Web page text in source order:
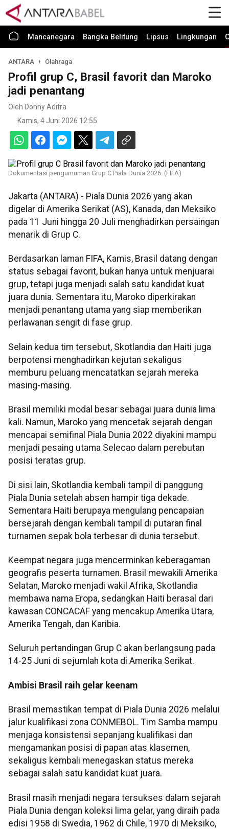
Mancanegara Bangka Belitung Lipsus Lingkungan
ANTARA Olahraga
Profil grup C, Brasil favorit dan Maroko
jadi penantang
Oleh Donny Aditra
Kamis, 4 Juni 2026 12:55
Dokumentasi pengumuman Grup C Piala Dunia 2026. (FIFA)
Jakarta (ANTARA) - Piala Dunia 2026 yang akan
digelar di Amerika Serikat (AS), Kanada, dan Meksiko
pada 11 Juni hingga 20 Juli menghadirkan persaingan
menarik di Grup C.
Berdasarkan laman FIFA, Kamis, Brasil datang dengan
status sebagai favorit, bukan hanya untuk menjuarai
grup, tetapi juga menjadi salah satu kandidat kuat
juara dunia. Sementara itu, Maroko diperkirakan
menjadi penantang utama yang siap memberikan
perlawanan sengit di fase grup.
Selain kedua tim tersebut, Skotlandia dan Haiti juga
berpotensi menghadirkan kejutan sekaligus
memburu peluang mencatatkan sejarah mereka
masing-masing.
Brasil memiliki modal besar sebagai juara dunia lima
kali. Namun, Maroko yang mencetak sejarah dengan
mencapai semifinal Piala Dunia 2022 diyakini mampu
menjadi pesaing utama Selecao dalam perebutan
posisi teratas grup.
Di sisi lain, Skotlandia kembali tampil di panggung
Piala Dunia setelah absen hampir tiga dekade.
Sementara Haiti berupaya mengulang pencapaian
bersejarah dengan kembali tampil di putaran final
turnamen sepak bola terbesar di dunia tersebut.
Keempat negara juga mencerminkan keberagaman
geografis peserta turnamen. Brasil mewakili Amerika
Selatan, Maroko menjadi wakil Afrika, Skotlandia
membawa nama Eropa, sedangkan Haiti berasal dari
kawasan CONCACAF yang mencakup Amerika Utara,
Amerika Tengah, dan Karibia.
Seluruh pertandingan Grup C akan berlangsung pada
14-25 Juni di sejumlah kota di Amerika Serikat.
Ambisi Brasil raih gelar keenam
Brasil memastikan tempat di Piala Dunia 2026 melalui
jalur kualifikasi zona CONMEBOL. Tim Samba mampu
menjaga konsistensi sepanjang kualifikasi dan
mengamankan posisi di papan atas klasemen,
sekaligus kembali menegaskan status mereka
sebagai salah satu kandidat kuat juara.
Brasil masih menjadi negara tersukses dalam sejarah
Piala Dunia dengan koleksi lima gelar, yang diraih pada
edisi 1958 di Swedia, 1962 di Chile, 1970 di Meksiko,